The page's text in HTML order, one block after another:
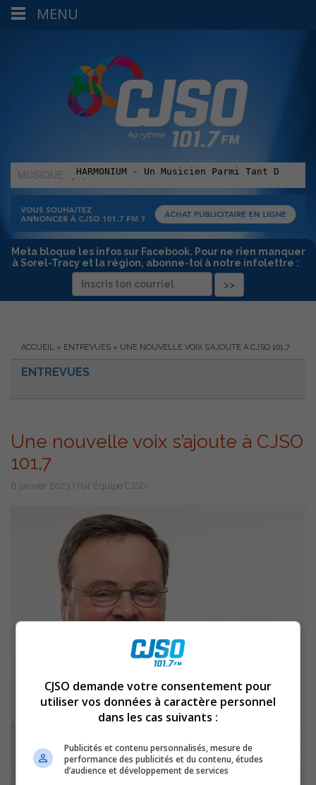
MUSIQUE
:
Meta bloque les infos sur Facebook. Pour ne rien manquer
à Sorel-Tracy et la région, abonne-toi à notre infolettre :
ACCUEIL » ENTREVUES » UNE NOUVELLE VOIX S’AJOUTE À CJSO 101,7
ENTREVUES
Une nouvelle voix s’ajoute à CJSO
101,7
6 janvier 2023 | Par Équipe CJSO
MENU
CJSO demande votre consentement pour
utiliser vos données à caractère personnel
dans les cas suivants :
Publicités et contenu personnalisés, mesure de
performance des publicités et du contenu, études
d’audience et développement de services